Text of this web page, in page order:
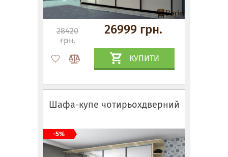
28420
грн.
26999 грн.
КУПИТИ
Шафа-купе чотирьохдверний
-5%